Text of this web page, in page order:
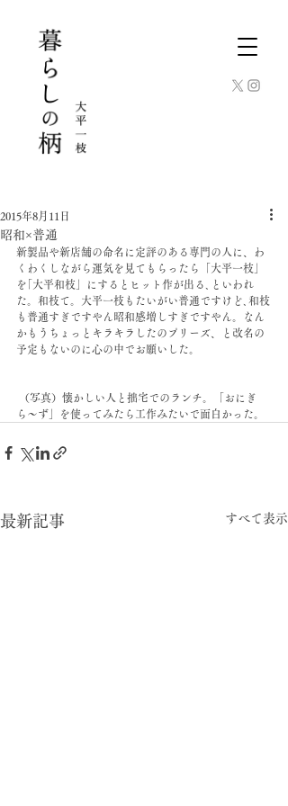
昭和×普通
2015年8月11日
新製品や新店舗の命名に定評のある専門の人に、わ
くわくしながら運気を見てもらったら「大平一枝」
を｢大平和枝」にするとヒット作が出る､といわれ
た。和枝て。大平一枝もたいがい普通ですけど､和枝
も普通すぎですやん昭和感増しすぎですやん。なん
かもうちょっとキラキラしたのプリーズ、と改名の
予定もないのに心の中でお願いした。
ら〜ず」を使ってみたら工作みたいで面白かった。
最新記事 すべて表示